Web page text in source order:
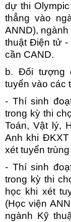
dự thi
thẳng vào
ANND),
thuật Điện tử -
cần CAND.
b. Đối tượng
tuyển vào các
- Thí sinh
trong kỳ thi
Toán, Vật lý,
Anh khi
xét tuyển
- Thí sinh
trong kỳ thi
học khi xét
(Học viện
ngành Kỹ